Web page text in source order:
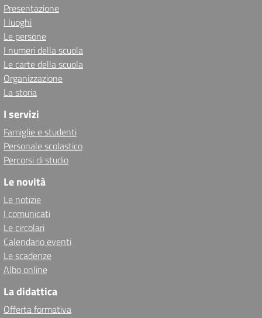
Presentazione
I luoghi
Le persone
I numeri della scuola
Le carte della scuola
Organizzazione
La storia
I servizi
Famiglie e studenti
Personale scolastico
Percorsi di studio
Le novità
Le notizie
I comunicati
Le circolari
Calendario eventi
Le scadenze
Albo online
La didattica
Offerta formativa